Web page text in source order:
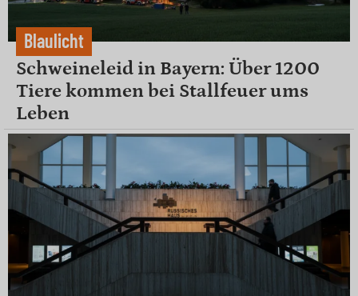
Blaulicht
Schweineleid in Bayern: Über 1200
Tiere kommen bei Stallfeuer ums
Leben